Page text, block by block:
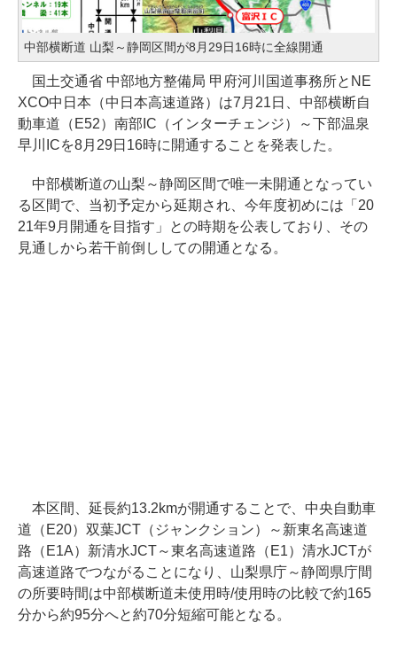
中部横断道 山梨～静岡区間が8月29日16時に全線開通
国土交通省 中部地方整備局 甲府河川国道事務所とNE
XCO中日本（中日本高速道路）は7月21日、中部横断自
動車道（E52）南部IC（インターチェンジ）～下部温泉
早川ICを8月29日16時に開通することを発表した。
中部横断道の山梨～静岡区間で唯一未開通となってい
る区間で、当初予定から延期され、今年度初めには「20
21年9月開通を目指す」との時期を公表しており、その
見通しから若干前倒ししての開通となる。
本区間、延長約13.2kmが開通することで、中央自動車
道（E20）双葉JCT（ジャンクション）～新東名高速道
路（E1A）新清水JCT～東名高速道路（E1）清水JCTが
高速道路でつながることになり、山梨県庁～静岡県庁間
の所要時間は中部横断道未使用時/使用時の比較で約165
分から約95分へと約70分短縮可能となる。